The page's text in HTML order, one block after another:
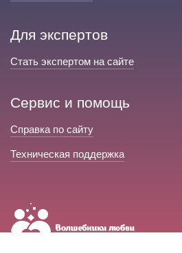
Для экспертов
Стать экспертом на сайте
Сервис и помощь
Справка по сайту
Техническая поддержка